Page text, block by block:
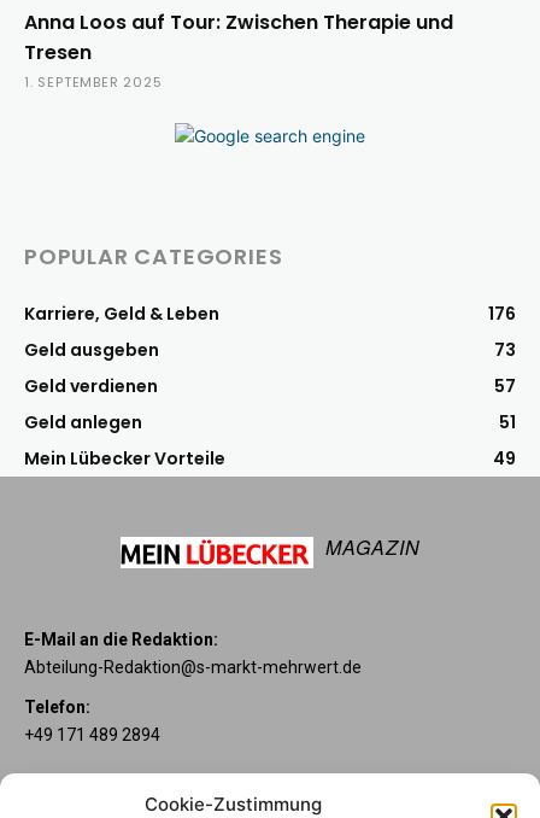
Cookie-Zustimmung
Anna Loos auf Tour: Zwischen Therapie und
Tresen
1. SEPTEMBER 2025
POPULAR CATEGORIES
Karriere, Geld & Leben
176
Geld ausgeben
73
Geld verdienen
57
Geld anlegen
51
Mein Lübecker Vorteile
49
MAGAZIN
E-Mail an die Redaktion:
Abteilung-Redaktion@s-markt-mehrwert.de
Telefon:
+49 171 489 2894